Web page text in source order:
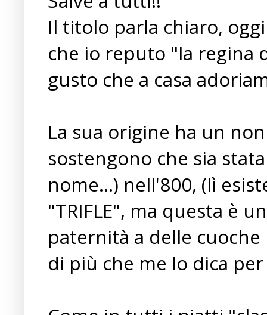
Il titolo parla chiaro,
che io reputo "la regina
gusto che a casa
La sua origine ha un
sostengono che sia
nome...) nell'800, (lì
"TRIFLE", ma questa è
paternità a delle
di più che me lo dica